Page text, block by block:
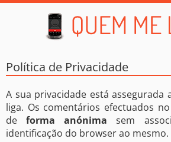
Política de Privacidade
A sua privacidade está assegurada
liga. Os comentários efectuados
deforma anónima sem
identificação do browser ao mesmo.